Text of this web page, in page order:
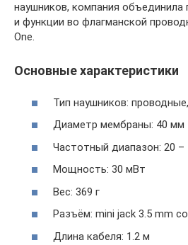
наушников, компания объединила
и функции во флагманской
One.
Основные характеристики
Тип наушников:
Диаметр мембраны: 40 мм
Частотный диапазон: 20 –
Мощность: 30 мВт
Вес: 369 г
Разъём: mini jack 3.5 mm
Длина кабеля: 1.2 м